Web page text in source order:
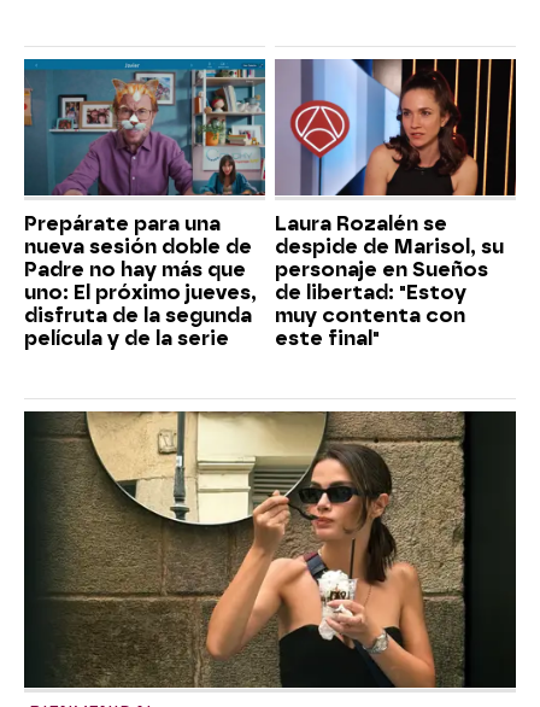
Prepárate para una
nueva sesión doble de
Padre no hay más que
uno: El próximo jueves,
disfruta de la segunda
película y de la serie
Laura Rozalén se
despide de Marisol, su
personaje en Sueños
de libertad: "Estoy
muy contenta con
este final"